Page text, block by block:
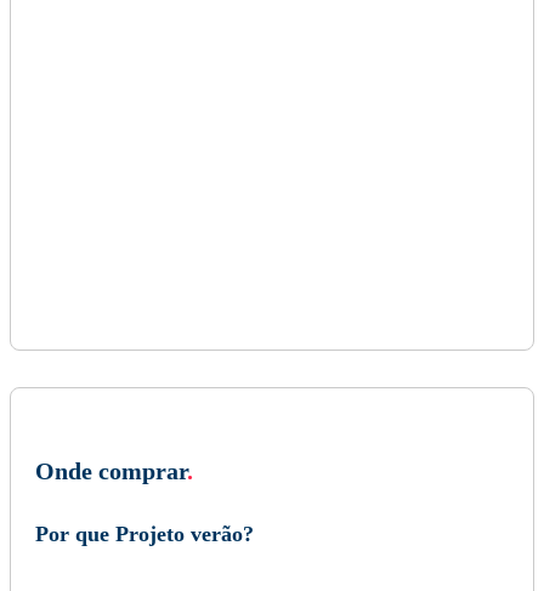
Onde comprar.
Por que Projeto verão?